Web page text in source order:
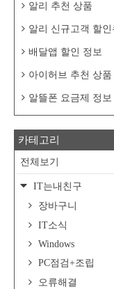
알리 추천 상품
알리 신규고객 할인
배달앱 할인 정보
아이허브 추천 상품
알뜰폰 요금제 정보
카테고리
전체보기
IT는내친구
장바구니
IT소식
Windows
PC점검+조립
오류해결